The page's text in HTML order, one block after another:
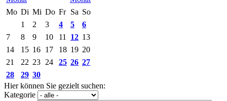
Mo Di Mi Do Fr Sa So
1
2 3 4 5
6
7
8 9 10 11 12 13
14
15 16 17 18 19 20
21
22 23 24 25 26 27
28
29 30
Hier können Sie gezielt suchen:
Kategorie